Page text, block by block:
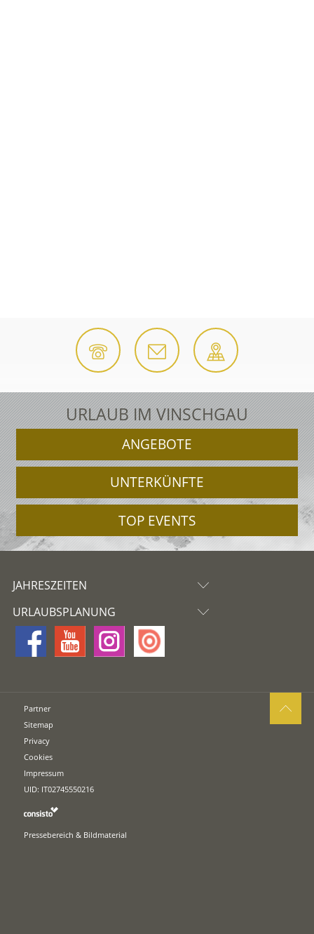
URLAUB IM VINSCHGAU
ANGEBOTE
UNTERKÜNFTE
TOP EVENTS
JAHRESZEITEN
URLAUBSPLANUNG
Partner
Sitemap
Privacy
Cookies
Impressum
UID: IT02745550216
Pressebereich & Bildmaterial